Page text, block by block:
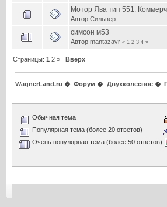
Мотор Ява тип 551.
Автор Сильвер
симсон м53
Автор mantazavr « 1 2 3 4»
Страницы:1 2 » Вверх
WagnerLand.ru � Форум � Двухколесное�
Обычная тема
Популярная тема (более 20 ответов)
Очень популярная тема (более 50 ответов)